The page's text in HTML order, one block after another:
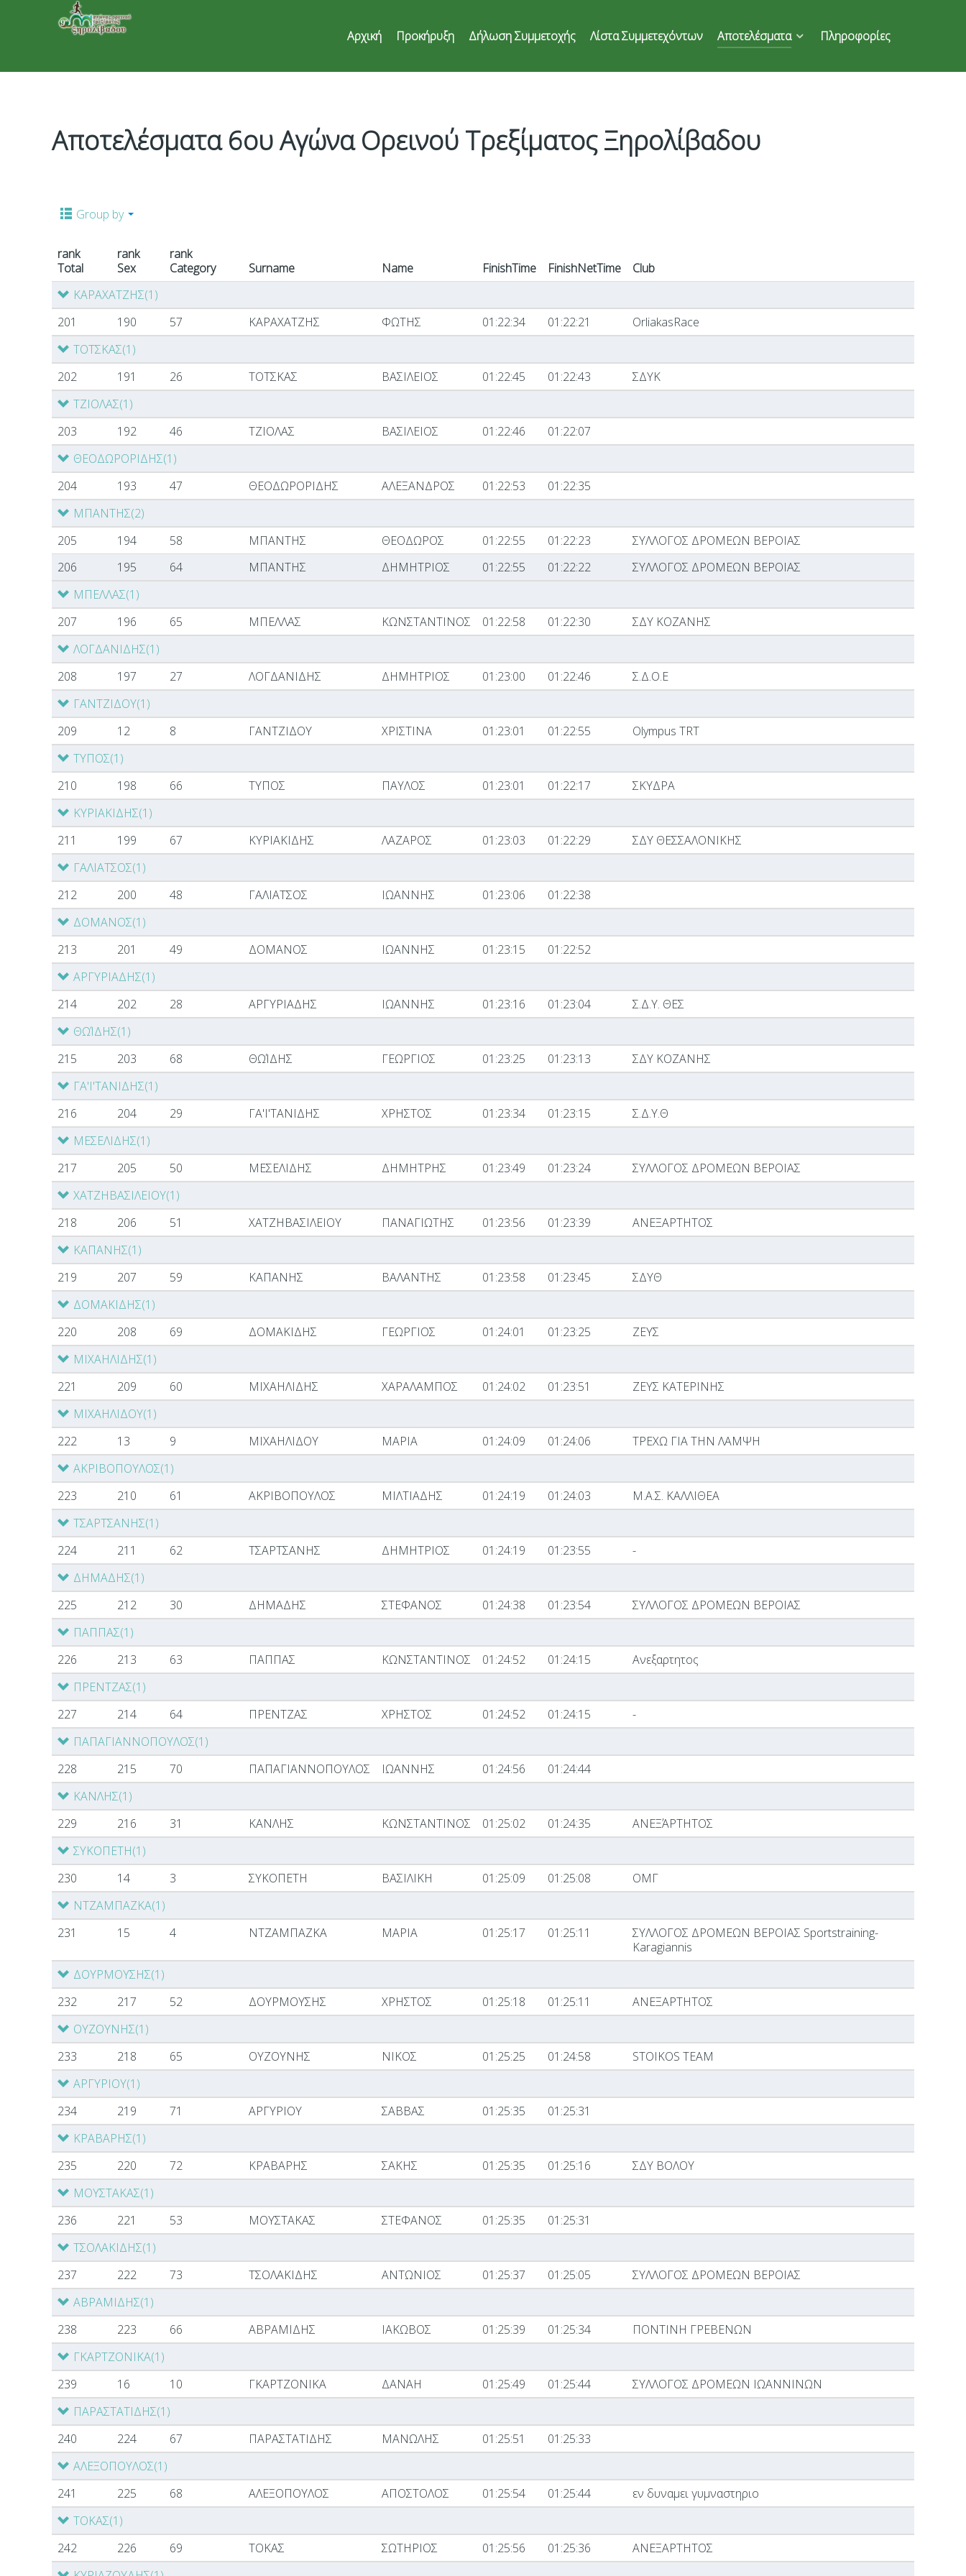
Αρχική Προκήρυξη Δήλωση Συμμετοχής Λίστα Συμμετεχόντων Αποτελέσματα Πληροφορίες
Αποτελέσματα 6ου Αγώνα Ορεινού Τρεξίματος Ξηρολίβαδου
Group by
rank
Total
rank
Sex
rank
Category
Surname Name FinishTime FinishNetTime
Club
ΚΑΡΑΧΑΤΖΗΣ(1)
201
190 57 ΚΑΡΑΧΑΤΖΗΣ ΦΩΤΗΣ 01:22:34 01:22:21
OrliakasRace
ΤΟΤΣΚΑΣ(1)
202
191 26 ΤΟΤΣΚΑΣ ΒΑΣΙΛΕΙΟΣ 01:22:45 01:22:43
ΣΔΥΚ
ΤΖΙΟΛΑΣ(1)
203
192 46 ΤΖΙΟΛΑΣ ΒΑΣΙΛΕΙΟΣ 01:22:46
01:22:07
ΘΕΟΔΩΡΟΡΙΔΗΣ(1)
204
193 47 ΘΕΟΔΩΡΟΡΙΔΗΣ ΑΛΕΞΑΝΔΡΟΣ 01:22:53
01:22:35
ΜΠΑΝΤΗΣ(2)
205
194 58 ΜΠΑΝΤΗΣ ΘΕΟΔΩΡΟΣ 01:22:55 01:22:23
ΣΥΛΛΟΓΟΣ ΔΡΟΜΕΩΝ ΒΕΡΟΙΑΣ
206
195 64 ΜΠΑΝΤΗΣ ΔΗΜΗΤΡΙΟΣ 01:22:55 01:22:22
ΣΥΛΛΟΓΟΣ ΔΡΟΜΕΩΝ ΒΕΡΟΙΑΣ
ΜΠΕΛΛΑΣ(1)
207
196 65 ΜΠΕΛΛΑΣ ΚΩΝΣΤΑΝΤΙΝΟΣ 01:22:58 01:22:30
ΣΔΥ ΚΟΖΑΝΗΣ
ΛΟΓΔΑΝΙΔΗΣ(1)
208
197 27 ΛΟΓΔΑΝΙΔΗΣ ΔΗΜΗΤΡΙΟΣ 01:23:00 01:22:46
Σ.Δ.Ο.Ε
ΓΑΝΤΖΙΔΟΥ(1)
209
12 8 ΓΑΝΤΖΙΔΟΥ ΧΡΙΣΤΙΝΑ 01:23:01 01:22:55
Olympus TRT
ΤΥΠΟΣ(1)
210
198 66 ΤΥΠΟΣ ΠΑΥΛΟΣ 01:23:01 01:22:17
ΣΚΥΔΡΑ
ΚΥΡΙΑΚΙΔΗΣ(1)
211
199 67 ΚΥΡΙΑΚΙΔΗΣ ΛΑΖΑΡΟΣ 01:23:03 01:22:29
ΣΔΥ ΘΕΣΣΑΛΟΝΙΚΗΣ
ΓΑΛΙΑΤΣΟΣ(1)
212
200 48 ΓΑΛΙΑΤΣΟΣ ΙΩΑΝΝΗΣ 01:23:06
01:22:38
ΔΟΜΑΝΟΣ(1)
213
201 49 ΔΟΜΑΝΟΣ ΙΩΑΝΝΗΣ 01:23:15
01:22:52
ΑΡΓΥΡΙΑΔΗΣ(1)
214
202 28 ΑΡΓΥΡΙΑΔΗΣ ΙΩΑΝΝΗΣ 01:23:16 01:23:04
Σ.Δ.Υ. ΘΕΣ
ΘΩΊΔΗΣ(1)
215
203 68 ΘΩΊΔΗΣ ΓΕΩΡΓΙΟΣ 01:23:25 01:23:13
ΣΔΥ ΚΟΖΑΝΗΣ
ΓΑ'Ι'ΤΑΝΙΔΗΣ(1)
216
204 29 ΓΑ'Ι'ΤΑΝΙΔΗΣ ΧΡΗΣΤΟΣ 01:23:34 01:23:15
Σ.Δ.Υ.Θ
ΜΕΣΕΛΙΔΗΣ(1)
217
205 50 ΜΕΣΕΛΙΔΗΣ ΔΗΜΗΤΡΗΣ 01:23:49 01:23:24
ΣΥΛΛΟΓΟΣ ΔΡΟΜΕΩΝ ΒΕΡΟΙΑΣ
ΧΑΤΖΗΒΑΣΙΛΕΙΟΥ(1)
218
206 51 ΧΑΤΖΗΒΑΣΙΛΕΙΟΥ ΠΑΝΑΓΙΩΤΗΣ 01:23:56 01:23:39
ΑΝΕΞΑΡΤΗΤΟΣ
ΚΑΠΑΝΗΣ(1)
219
207 59 ΚΑΠΑΝΗΣ ΒΑΛΑΝΤΗΣ 01:23:58 01:23:45
ΣΔΥΘ
ΔΟΜΑΚΙΔΗΣ(1)
220
208 69 ΔΟΜΑΚΙΔΗΣ ΓΕΩΡΓΙΟΣ 01:24:01 01:23:25
ΖΕΥΣ
ΜΙΧΑΗΛΙΔΗΣ(1)
221
209 60 ΜΙΧΑΗΛΙΔΗΣ ΧΑΡΑΛΑΜΠΟΣ 01:24:02 01:23:51
ΖΕΥΣ ΚΑΤΕΡΙΝΗΣ
ΜΙΧΑΗΛΙΔΟΥ(1)
222
13 9 ΜΙΧΑΗΛΙΔΟΥ ΜΑΡΙΑ 01:24:09 01:24:06
ΤΡΕΧΩ ΓΙΑ ΤΗΝ ΛΑΜΨΗ
ΑΚΡΙΒΟΠΟΥΛΟΣ(1)
223
210 61 ΑΚΡΙΒΟΠΟΥΛΟΣ ΜΙΛΤΙΑΔΗΣ 01:24:19 01:24:03
Μ.Α.Σ. ΚΑΛΛΙΘΕΑ
ΤΣΑΡΤΣΑΝΗΣ(1)
224
211 62 ΤΣΑΡΤΣΑΝΗΣ ΔΗΜΗΤΡΙΟΣ 01:24:19 01:23:55
-
ΔΗΜΑΔΗΣ(1)
225
212 30 ΔΗΜΑΔΗΣ ΣΤΕΦΑΝΟΣ 01:24:38 01:23:54
ΣΥΛΛΟΓΟΣ ΔΡΟΜΕΩΝ ΒΕΡΟΙΑΣ
ΠΑΠΠΑΣ(1)
226
213 63 ΠΑΠΠΑΣ ΚΩΝΣΤΑΝΤΙΝΟΣ 01:24:52 01:24:15
Ανεξαρτητος
ΠΡΕΝΤΖΑΣ(1)
227
214 64 ΠΡΕΝΤΖΑΣ ΧΡΗΣΤΟΣ 01:24:52 01:24:15
-
ΠΑΠΑΓΙΑΝΝΟΠΟΥΛΟΣ(1)
228
215 70 ΠΑΠΑΓΙΑΝΝΟΠΟΥΛΟΣ ΙΩΑΝΝΗΣ 01:24:56
01:24:44
ΚΑΝΛΗΣ(1)
229
216 31 ΚΑΝΛΗΣ ΚΩΝΣΤΑΝΤΙΝΟΣ 01:25:02 01:24:35
ΑΝΕΞΆΡΤΗΤΟΣ
ΣΥΚΟΠΕΤΗ(1)
230
14 3 ΣΥΚΟΠΕΤΗ ΒΑΣΙΛΙΚΗ 01:25:09 01:25:08
ΟΜΓ
ΝΤΖΑΜΠΑΖΚΑ(1)
231
15 4 ΝΤΖΑΜΠΑΖΚΑ ΜΑΡΙΑ 01:25:17 01:25:11
ΣΥΛΛΟΓΟΣ ΔΡΟΜΕΩΝ ΒΕΡΟΙΑΣ Sportstraining-
Karagiannis
ΔΟΥΡΜΟΥΣΗΣ(1)
232
217 52 ΔΟΥΡΜΟΥΣΗΣ ΧΡΗΣΤΟΣ 01:25:18 01:25:11
ΑΝΕΞΑΡΤΗΤΟΣ
ΟΥΖΟΥΝΗΣ(1)
233
218 65 ΟΥΖΟΥΝΗΣ ΝΙΚΟΣ 01:25:25 01:24:58
STOIKOS TEAM
ΑΡΓΥΡΙΟΥ(1)
234
219 71 ΑΡΓΥΡΙΟΥ ΣΑΒΒΑΣ 01:25:35
01:25:31
ΚΡΑΒΑΡΗΣ(1)
235
220 72 ΚΡΑΒΑΡΗΣ ΣΑΚΗΣ 01:25:35 01:25:16
ΣΔΥ ΒΟΛΟΥ
ΜΟΥΣΤΑΚΑΣ(1)
236
221 53 ΜΟΥΣΤΑΚΑΣ ΣΤΕΦΑΝΟΣ 01:25:35
01:25:31
ΤΣΟΛΑΚΙΔΗΣ(1)
237
222 73 ΤΣΟΛΑΚΙΔΗΣ ΑΝΤΩΝΙΟΣ 01:25:37 01:25:05
ΣΥΛΛΟΓΟΣ ΔΡΟΜΕΩΝ ΒΕΡΟΙΑΣ
ΑΒΡΑΜΙΔΗΣ(1)
238
223 66 ΑΒΡΑΜΙΔΗΣ ΙΑΚΩΒΟΣ 01:25:39 01:25:34
ΠΟΝΤΙΝΗ ΓΡΕΒΕΝΩΝ
ΓΚΑΡΤΖΟΝΙΚΑ(1)
239
16 10 ΓΚΑΡΤΖΟΝΙΚΑ ΔΑΝΑΗ 01:25:49 01:25:44
ΣΥΛΛΟΓΟΣ ΔΡΟΜΕΩΝ ΙΩΑΝΝΙΝΩΝ
ΠΑΡΑΣΤΑΤΙΔΗΣ(1)
240
224 67 ΠΑΡΑΣΤΑΤΙΔΗΣ ΜΑΝΩΛΗΣ 01:25:51
01:25:33
ΑΛΕΞΟΠΟΥΛΟΣ(1)
241
225 68 ΑΛΕΞΟΠΟΥΛΟΣ ΑΠΟΣΤΟΛΟΣ 01:25:54 01:25:44
εν δυναμει γυμναστηριο
ΤΟΚΑΣ(1)
242
226 69 ΤΟΚΑΣ ΣΩΤΗΡΙΟΣ 01:25:56 01:25:36
ΑΝΕΞΑΡΤΗΤΟΣ